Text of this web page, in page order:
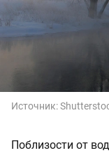
Источник:
Поблизости от